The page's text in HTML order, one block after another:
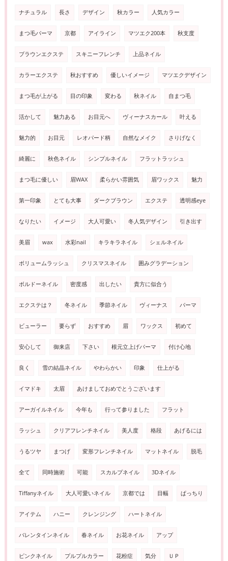
ナチュラル 長さ デザイン 秋カラー 人気カラー
まつ毛パーマ 京都 アイライン マツエク200本 秋支度
ブラウンエクステ スキニーフレンチ 上品ネイル
カラーエクステ 秋おすすめ 優しいイメージ マツエクデザイン
まつ毛が上がる 目の印象 変わる 秋ネイル 自まつ毛
活かして 魅力ある お目元へ ヴィーナスカール 叶える
魅力的 お目元 レオパード柄 自然なメイク さりげなく
綺麗に 秋色ネイル シンプルネイル フラットラッシュ
まつ毛に優しい 眉WAX 柔らかい雰囲気 眉ワックス 魅力
第一印象 とても大事 ダークブラウン エクステ 透明感eye
なりたい イメージ 大人可愛い 冬人気デザイン 引き出す
美眉 wax 水彩nail キラキラネイル シェルネイル
ボリュームラッシュ クリスマスネイル 囲みグラデーション
ボルドーネイル 密度感 出したい 貴方に似合う
エクステは？ 冬ネイル 季節ネイル ヴィーナス パーマ
ビューラー 要らず おすすめ 眉 ワックス 初めて
安心して 御来店 下さい 根元立上げパーマ 付け心地
良く 雪の結晶ネイル やわらかい 印象 仕上がる
イマドキ 太眉 あけましておめでとうございます
アーガイルネイル 今年も 行って参りました フラット
ラッシュ クリアフレンチネイル 美人度 格段 あげるには
うるツヤ まつげ 変形フレンチネイル マットネイル 脱毛
全て 同時施術 可能 スカルプネイル 3Dネイル
Tiffanyネイル 大人可愛いネイル 京都では 目幅 ぱっちり
アイテム ハニー クレンジング ハートネイル
バレンタインネイル 春ネイル お花ネイル アップ
ピンクネイル プルプルカラー 花粉症 気分 ＵＰ